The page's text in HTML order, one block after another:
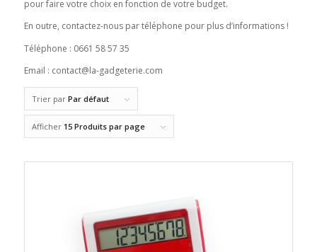
pour faire votre choix en fonction de votre budget.
En outre, contactez-nous par téléphone pour plus d’informations !
Téléphone : 0661 58 57 35
Email : contact@la-gadgeterie.com
Trier par Par défaut
Afficher 15 Produits par page